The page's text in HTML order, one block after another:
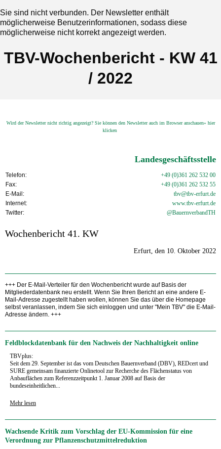
Sie sind nicht verbunden. Der Newsletter enthält
möglicherweise Benutzerinformationen, sodass diese
möglicherweise nicht korrekt angezeigt werden.
TBV-Wochenbericht - KW 41
/ 2022
Wird der Newsletter nicht richtig angezeigt? Sie können den Newsletter auch im Browser anschauen» hier
klicken
Landesgeschäftsstelle
Telefon:
+49 (0)361 262 532 00
Fax:
+49 (0)361 262 532 55
E-Mail:
tbv@tbv-erfurt.de
Internet:
www.tbv-erfurt.de
Twitter:
@BauernverbandTH
Wochenbericht 41. KW
Erfurt, den 10. Oktober 2022
+++ Der E-Mail-Verteiler für den Wochenbericht wurde auf Basis der
Mitgliederdatenbank neu erstellt. Wenn Sie Ihren Bericht an eine andere E-
Mail-Adresse zugestellt haben wollen, können Sie das über die Homepage
selbst veranlassen, indem Sie sich einloggen und unter "Mein TBV" die E-Mail-
Adresse ändern. +++
Feldblockdatenbank für den Nachweis der Nachhaltigkeit online
TBVplus:
Seit dem 29. September ist das vom Deutschen Bauernverband (DBV), REDcert und
SURE gemeinsam finanzierte Onlinetool zur Recherche des Flächenstatus von
Anbauflächen zum Referenzzeitpunkt 1. Januar 2008 auf Basis der
bundeseinheitlichen...
Mehr lesen
Wachsende Kritik zum Vorschlag der EU-Kommission für eine
Verordnung zur Pflanzenschutzmittelreduktion